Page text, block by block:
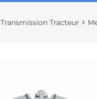
Transmission Tracteur